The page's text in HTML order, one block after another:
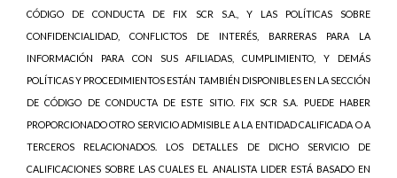
CÓDIGO DE CONDUCTA DE FIX SCR S.A., Y LAS POLÍTICAS SOBRE
CONFIDENCIALIDAD, CONFLICTOS DE INTERÉS, BARRERAS PARA LA
INFORMACIÓN PARA CON SUS AFILIADAS, CUMPLIMIENTO, Y DEMÁS
POLÍTICAS Y PROCEDIMIENTOS ESTÁN TAMBIÉN DISPONIBLES EN LA SECCIÓN
DE CÓDIGO DE CONDUCTA DE ESTE SITIO. FIX SCR S.A. PUEDE HABER
PROPORCIONADO OTRO SERVICIO ADMISIBLE A LA ENTIDAD CALIFICADA O A
TERCEROS RELACIONADOS. LOS DETALLES DE DICHO SERVICIO DE
CALIFICACIONES SOBRE LAS CUALES EL ANALISTA LIDER ESTÁ BASADO EN